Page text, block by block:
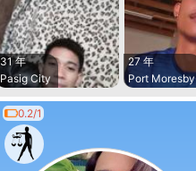
31 年
Pasig City
27 年
Port Moresby
0.2/1